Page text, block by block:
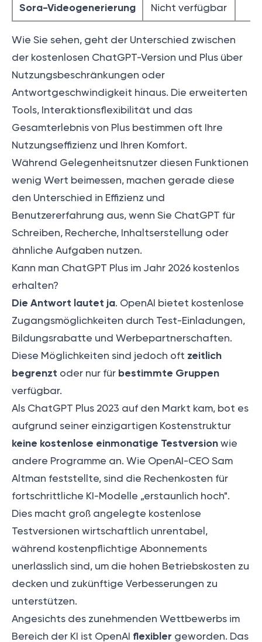
Sora-Videogenerierung Nicht verfügbar
Wie Sie sehen, geht der Unterschied zwischen
der kostenlosen ChatGPT-Version und Plus über
Nutzungsbeschränkungen oder
Antwortgeschwindigkeit hinaus. Die erweiterten
Tools, Interaktionsflexibilität und das
Gesamterlebnis von Plus bestimmen oft Ihre
Nutzungseffizienz und Ihren Komfort.
Während Gelegenheitsnutzer diesen Funktionen
wenig Wert beimessen, machen gerade diese
den Unterschied in Effizienz und
Benutzererfahrung aus, wenn Sie ChatGPT für
Schreiben, Recherche, Inhaltserstellung oder
ähnliche Aufgaben nutzen.
Kann man ChatGPT Plus im Jahr 2026 kostenlos
erhalten?
Die Antwort lautet ja. OpenAI bietet kostenlose
Zugangsmöglichkeiten durch Test-Einladungen,
Bildungsrabatte und Werbepartnerschaften.
Diese Möglichkeiten sind jedoch oft zeitlich
begrenzt oder nur für bestimmte Gruppen
verfügbar.
Als ChatGPT Plus 2023 auf den Markt kam, bot es
aufgrund seiner einzigartigen Kostenstruktur
keine kostenlose einmonatige Testversion wie
andere Programme an. Wie OpenAI-CEO Sam
Altman feststellte, sind die Rechenkosten für
fortschrittliche KI-Modelle „erstaunlich hoch".
Dies macht groß angelegte kostenlose
Testversionen wirtschaftlich unrentabel,
während kostenpflichtige Abonnements
unerlässlich sind, um die hohen Betriebskosten zu
decken und zukünftige Verbesserungen zu
unterstützen.
Angesichts des zunehmenden Wettbewerbs im
Bereich der KI ist OpenAI flexibler geworden. Das